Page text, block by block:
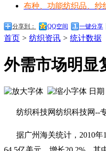
布种、功能纺织品、纱
分享到： QQ空间 一键分享
首页 > 纺织资讯 > 统计数据
外需市场明显
日
纺织科技网纺织科技网--
据广州海关统计，2010